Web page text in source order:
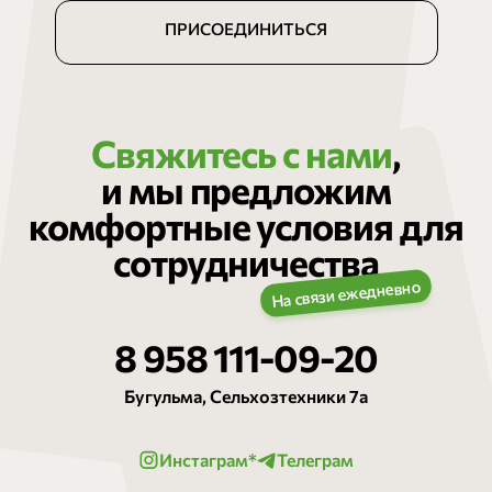
ПРИСОЕДИНИТЬСЯ
Свяжитесь с нами,
и мы предложим
комфортные условия для
сотрудничества
8 958 111-09-20
Бугульма, Сельхозтехники 7а
Инстаграм* Телеграм